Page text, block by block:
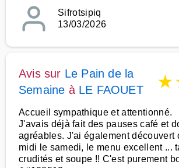
Sifrotsipiq
13/03/2026
Avis sur Le Pain de la
Semaine à LE FAOUET ★
Accueil sympathique et attentionné.
J'avais déjà fait des pauses café et
agréables. J'ai également découvert
midi le samedi, le menu excellent ...
crudités et soupe !! C'est purement